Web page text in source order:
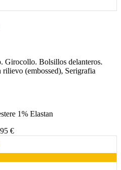
Girocollo. Bolsillos delanteros.
(embossed), Serigrafia
1% Elastan
€